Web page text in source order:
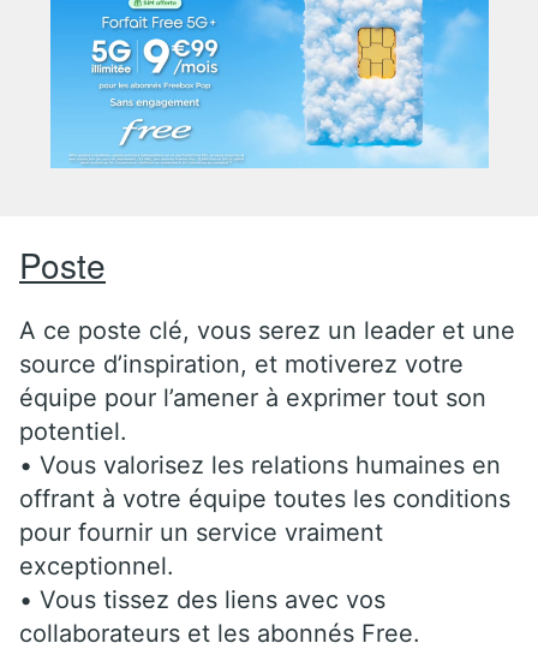
Poste
A ce poste clé, vous serez un leader et une
source d’inspiration, et motiverez votre
équipe pour l’amener à exprimer tout son
potentiel.
• Vous valorisez les relations humaines en
offrant à votre équipe toutes les conditions
pour fournir un service vraiment
exceptionnel.
• Vous tissez des liens avec vos
collaborateurs et les abonnés Free.